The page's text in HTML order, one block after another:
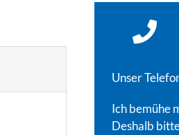
Unser
Ich bemühe
Deshalb